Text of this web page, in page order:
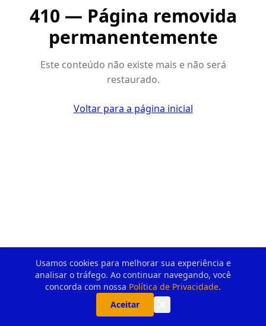
Usamos cookies para melhorar sua experiência e
analisar o tráfego. Ao continuar navegando, você
concorda com nossa Política de Privacidade.
Aceitar
410 — Página removida
permanentemente
Este conteúdo não existe mais e não será
restaurado.
Voltar para a página inicial